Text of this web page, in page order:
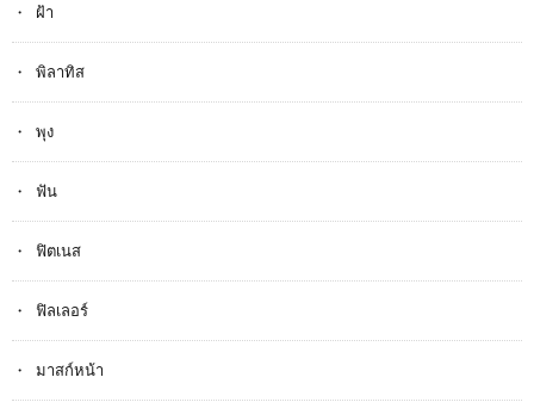
ฝ้า
พิลาทิส
พุง
ฟัน
ฟิตเนส
ฟิลเลอร์
มาสก์หน้า